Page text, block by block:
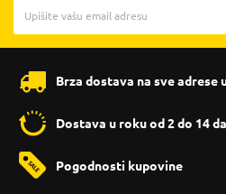
Brza dostava na sve adrese
Dostava u roku od 2 do 14
Pogodnosti kupovine